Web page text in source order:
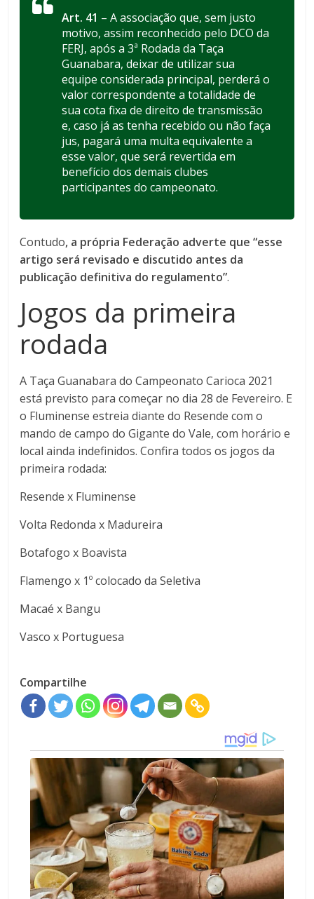
Art. 41 – A associação que, sem justo
motivo, assim reconhecido pelo DCO da
FERJ, após a 3ª Rodada da Taça
Guanabara, deixar de utilizar sua
equipe considerada principal, perderá o
valor correspondente a totalidade de
sua cota fixa de direito de transmissão
e, caso já as tenha recebido ou não faça
jus, pagará uma multa equivalente a
esse valor, que será revertida em
benefício dos demais clubes
participantes do campeonato.
Contudo, a própria Federação adverte que “esse
artigo será revisado e discutido antes da
publicação definitiva do regulamento”.
Jogos da primeira
rodada
A Taça Guanabara do Campeonato Carioca 2021
está previsto para começar no dia 28 de Fevereiro. E
o Fluminense estreia diante do Resende com o
mando de campo do Gigante do Vale, com horário e
local ainda indefinidos. Confira todos os jogos da
primeira rodada:
Resende x Fluminense
Volta Redonda x Madureira
Botafogo x Boavista
Flamengo x 1º colocado da Seletiva
Macaé x Bangu
Vasco x Portuguesa
Compartilhe